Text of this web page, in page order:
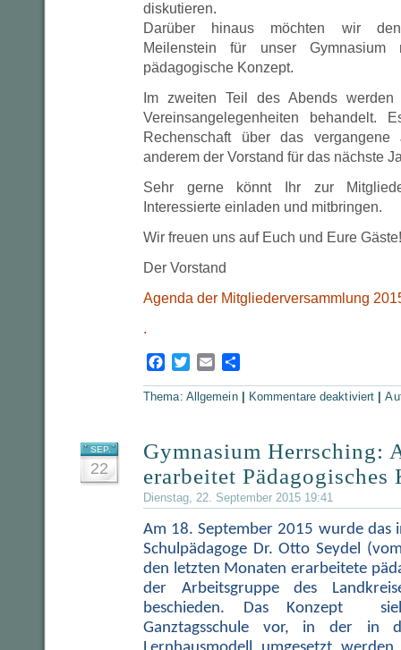
diskutieren.
Darüber hinaus möchten wir
Meilenstein für unser
pädagogische Konzept.
Im zweiten Teil des Abends
Vereinsangelegenheiten behandelt.
Rechenschaft über das
anderem der Vorstand für das nächste
Sehr gerne könnt Ihr zur
Interessierte einladen und mitbringen.
Wir freuen uns auf Euch und Eure Gäste!
Der Vorstand
Agenda der Mitgliederversammlung
.
Facebook
TwitterEmail
Thema: Allgemein Kommentare deaktiviertfür
des
|
SEP.
22
Gymnasium Herrsching:
erarbeitet Pädagogisches
Dienstag, 22. September 2015 19:41
Am 18. September 2015 wurde das
Schulpädagoge Dr. Otto Seydel
den letzten Monaten erarbeitete
der Arbeitsgruppe des
beschieden. Das Konzept
Ganztagsschule vor, in der in